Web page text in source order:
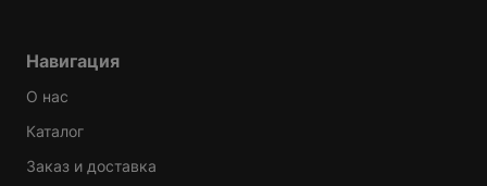
Навигация
О нас
Каталог
Заказ и доставка